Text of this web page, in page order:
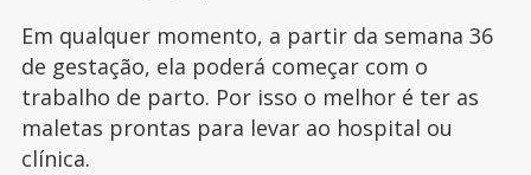
Em qualquer momento, a partir da semana 36
de gestação, ela poderá começar com o
trabalho de parto. Por isso o melhor é ter as
maletas prontas para levar ao hospital ou
clínica.